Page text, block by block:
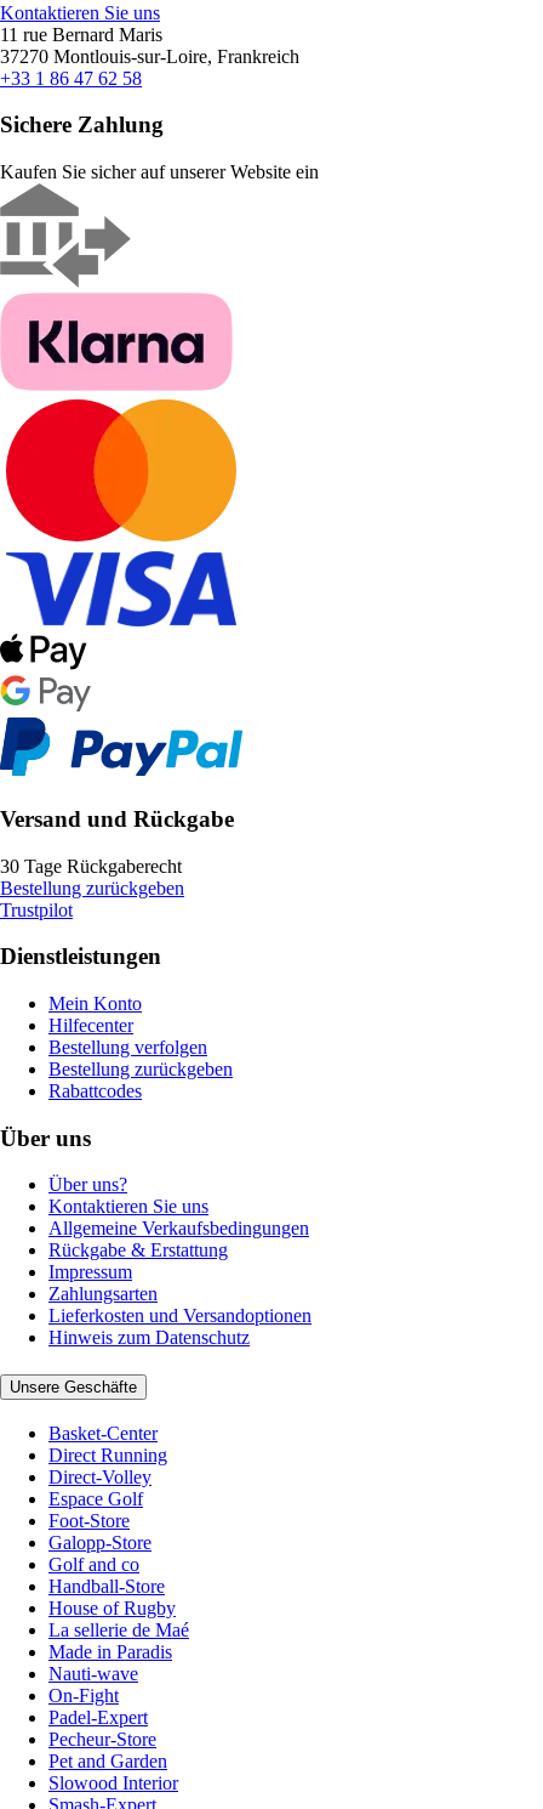
Kontaktieren Sie uns
11 rue Bernard Maris
37270 Montlouis-sur-Loire, Frankreich
+33 1 86 47 62 58
Sichere Zahlung
Kaufen Sie sicher auf unserer Website ein
Versand und Rückgabe
30 Tage Rückgaberecht
Bestellung zurückgeben
Trustpilot
Dienstleistungen
Mein Konto
Hilfecenter
Bestellung verfolgen
Bestellung zurückgeben
Rabattcodes
Über uns
Über uns?
Kontaktieren Sie uns
Allgemeine Verkaufsbedingungen
Rückgabe & Erstattung
Impressum
Zahlungsarten
Lieferkosten und Versandoptionen
Hinweis zum Datenschutz
Unsere Geschäfte
Basket-Center
Direct Running
Direct-Volley
Espace Golf
Foot-Store
Galopp-Store
Golf and co
Handball-Store
House of Rugby
La sellerie de Maé
Made in Paradis
Nauti-wave
On-Fight
Padel-Expert
Pecheur-Store
Pet and Garden
Slowood Interior
Smash-Expert